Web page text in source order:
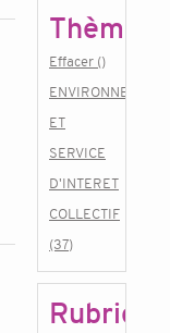
Thème
Effacer ()
ENVIRONNEMENT
ET
SERVICE
D'INTERET
COLLECTIF
(37)
Rubrique